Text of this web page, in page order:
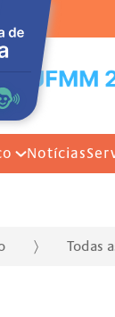
Notícias
Todas